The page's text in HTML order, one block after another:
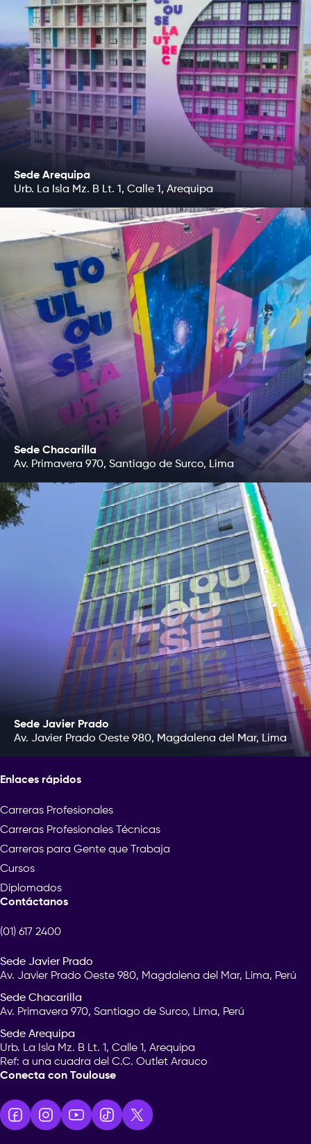
Sede Arequipa
Urb. La Isla Mz. B Lt. 1, Calle 1, Arequipa
Sede Chacarilla
Av. Primavera 970, Santiago de Surco, Lima
Sede Javier Prado
Av. Javier Prado Oeste 980, Magdalena del Mar, Lima
Enlaces rápidos
Carreras Profesionales
Carreras Profesionales Técnicas
Carreras para Gente que Trabaja
Cursos
Diplomados
Contáctanos
(01) 617 2400
Sede Javier Prado
Av. Javier Prado Oeste 980, Magdalena del Mar, Lima, Perú
Sede Chacarilla
Av. Primavera 970, Santiago de Surco, Lima, Perú
Sede Arequipa
Urb. La Isla Mz. B Lt. 1, Calle 1, Arequipa
Ref: a una cuadra del C.C. Outlet Arauco
Conecta con Toulouse